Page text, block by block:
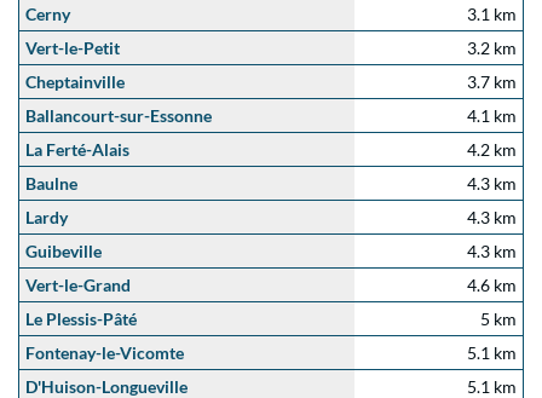
Cerny
3.1 km
Vert-le-Petit
3.2 km
Cheptainville
3.7 km
Ballancourt-sur-Essonne
4.1 km
La Ferté-Alais
4.2 km
Baulne
4.3 km
Lardy
4.3 km
Guibeville
4.3 km
Vert-le-Grand
4.6 km
Le Plessis-Pâté
5 km
Fontenay-le-Vicomte
5.1 km
D'Huison-Longueville
5.1 km